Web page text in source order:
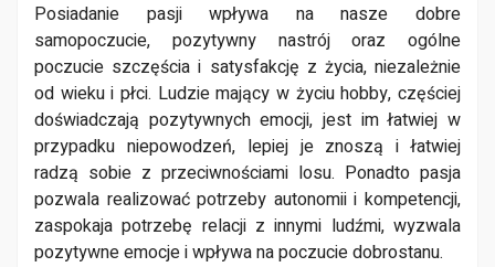
Posiadanie pasji wpływa na nasze dobre
samopoczucie, pozytywny nastrój oraz ogólne
poczucie szczęścia i satysfakcję z życia, niezależnie
od wieku i płci. Ludzie mający w życiu hobby, częściej
doświadczają pozytywnych emocji, jest im łatwiej w
przypadku niepowodzeń, lepiej je znoszą i łatwiej
radzą sobie z przeciwnościami losu. Ponadto pasja
pozwala realizować potrzeby autonomii i kompetencji,
zaspokaja potrzebę relacji z innymi ludźmi, wyzwala
pozytywne emocje i wpływa na poczucie dobrostanu.